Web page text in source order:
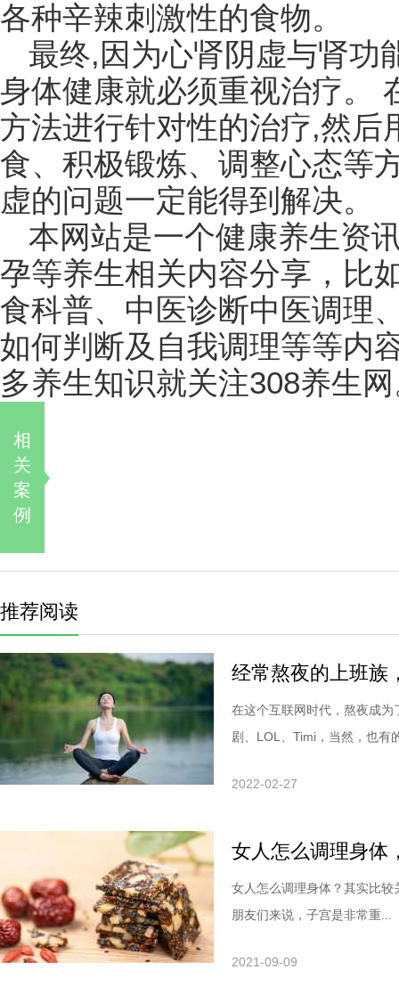
各种辛辣刺激性的食物。
最终,因为心肾阴虚与肾功
身体健康就必须重视治疗。
方法进行针对性的治疗,然后
食、积极锻炼、调整心态等
虚的问题一定能得到解决。
本网站是一个健康养生资
孕等养生相关内容分享，比
食科普、中医诊断中医调理
如何判断及自我调理等等内
多养生知识就关注308养生
相
关
案
例
推荐阅读
经常熬夜的上班族
在这个互联网时代，熬夜成
剧、LOL、Timi，当然，也有
2022-02-27
女人怎么调理身体
女人怎么调理身体？其实比
朋友们来说，子宫是非常重...
2021-09-09